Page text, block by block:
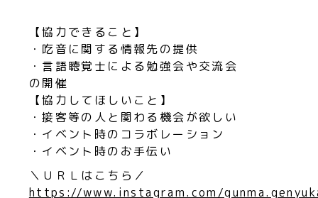
【協力できること】
・吃音に関する情報先の提供
・言語聴覚士による勉強会や交流会
の開催
【協力してほしいこと】
・接客等の人と関わる機会が欲しい
・イベント時のコラボレーション
・イベント時のお手伝い
＼ＵＲＬはこちら／
https://www.instagram.com/